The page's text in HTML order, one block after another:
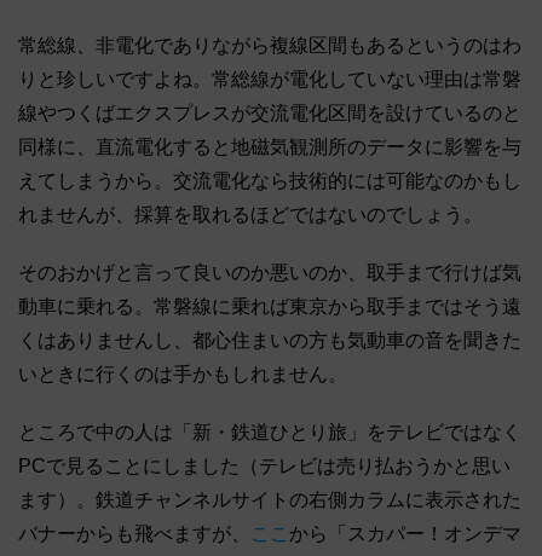
常総線、非電化でありながら複線区間もあるというのはわ
りと珍しいですよね。常総線が電化していない理由は常磐
線やつくばエクスプレスが交流電化区間を設けているのと
同様に、直流電化すると地磁気観測所のデータに影響を与
えてしまうから。交流電化なら技術的には可能なのかもし
れませんが、採算を取れるほどではないのでしょう。
そのおかげと言って良いのか悪いのか、取手まで行けば気
動車に乗れる。常磐線に乗れば東京から取手まではそう遠
くはありませんし、都心住まいの方も気動車の音を聞きた
いときに行くのは手かもしれません。
ところで中の人は「新・鉄道ひとり旅」をテレビではなく
PCで見ることにしました（テレビは売り払おうかと思い
ます）。鉄道チャンネルサイトの右側カラムに表示された
バナーからも飛べますが、
ここ から「スカパー！オンデマ